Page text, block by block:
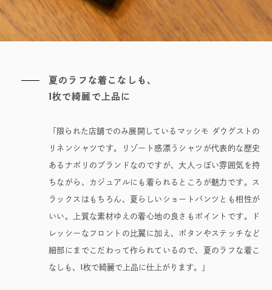
夏のラフな着こなしも、
1枚で綺麗で上品に
「限られた店舗でのみ展開しているマッシモ ダウグストの
リネンシャツです。リゾート感漂うシャツが代表的な歴史
あるナポリのブランドなのですが、大人っぽい雰囲気を持
ちながら、カジュアルにも着られるところが魅力です。ス
ラックスはもちろん、夏らしいショートパンツとも相性が
いい。上質な素材ゆえの着心地の良さもポイントです。ド
レッシーなフロントの比翼に加え、ボタンやステッチなど
細部にまでこだわって作られているので、夏のラフな着こ
なしも、 1枚で綺麗で上品に仕上がります。」